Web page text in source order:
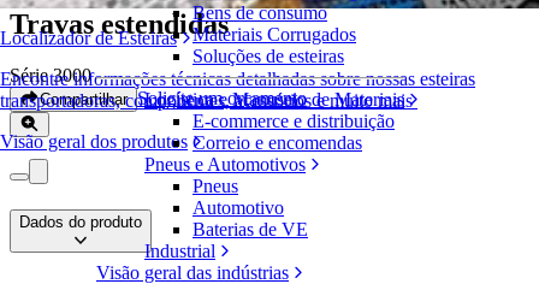
Localizador de Esteiras
Encontre informações técnicas detalhadas sobre nossas esteiras
transportadoras, componentes, acessórios e muito mais
Visão geral dos produtos
Bens de consumo
Materiais Corrugados
Soluções de esteiras
Logística e Manuseio de Materiais
E-commerce e distribuição
Correio e encomendas
Pneus e Automotivos
Pneus
Automotivo
Baterias de VE
Industrial
Visão geral das indústrias
Travas estendidas
Série 3000
Compartilhar Solicite um orçamento
Dados do produto